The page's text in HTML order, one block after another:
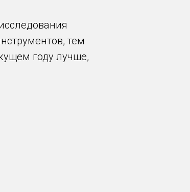
тем
году лучше,